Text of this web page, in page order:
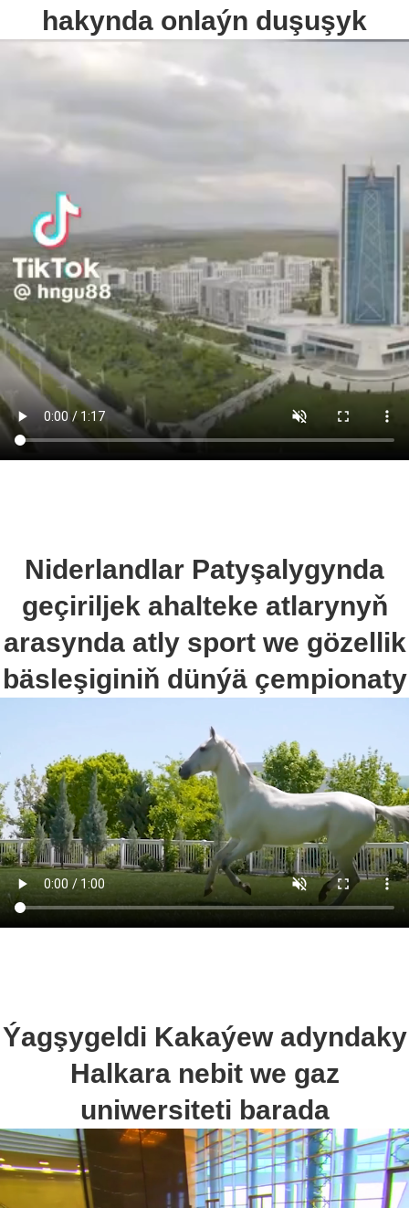
hakynda onlaýn duşuşyk
Niderlandlar Patyşalygynda
geçiriljek ahalteke atlarynyň
arasynda atly sport we gözellik
bäsleşiginiň dünýä çempionaty
Ýagşygeldi Kakaýew adyndaky
Halkara nebit we gaz
uniwersiteti barada